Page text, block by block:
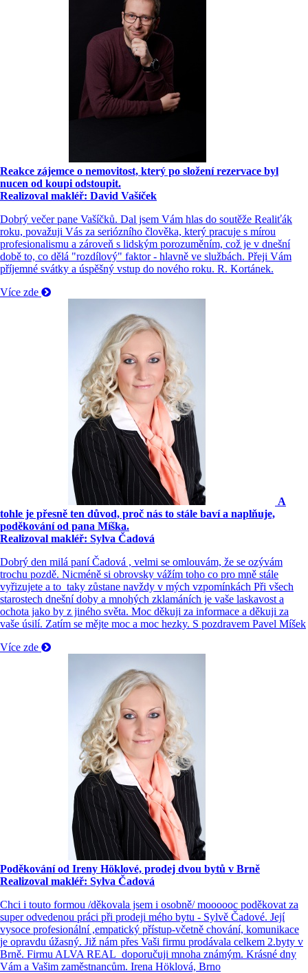
Reakce zájemce o nemovitost, který po složení rezervace byl
nucen od koupi odstoupit.
Realizoval makléř: David Vašíček
Dobrý večer pane Vašíčků. Dal jsem Vám hlas do soutěže Realiťák
roku, považuji Vás za seriózního člověka, který pracuje s mírou
profesionalismu a zároveň s lidským porozuměním, což je v dnešní
době to, co dělá "rozdílový" faktor - hlavně ve službách. Přeji Vám
příjemné svátky a úspěšný vstup do nového roku. R. Kortánek.
Více zde
A
tohle je přesně ten důvod, proč nás to stále baví a naplňuje,
poděkování od pana Míška.
Realizoval makléř: Sylva Čadová
Dobrý den milá paní Čadová , velmi se omlouvám, že se ozývám
trochu pozdě. Nicméně si obrovsky vážím toho co pro mně stále
vyřizujete a to taky zůstane navždy v mých vzpomínkách Při všech
starostech dnešní doby a mnohých zklamáních je vaše laskavost a
ochota jako by z jiného světa. Moc děkuji za informace a děkuji za
vaše úsilí. Zatím se mějte moc a moc hezky. S pozdravem Pavel Míšek
Více zde
Poděkování od Ireny Höklové, prodej dvou bytů v Brně
Realizoval makléř: Sylva Čadová
Chci i touto formou /děkovala jsem i osobně/ moooooc poděkovat za
super odvedenou práci při prodeji mého bytu - Sylvě Čadové. Její
vysoce profesionální ,empatický přístup-včetně chování, komunikace
je opravdu úžasný. Již nám přes Vaši firmu prodávala celkem 2.byty v
Brně. Firmu ALVA REAL doporučuji mnoha známým. Krásné dny
Vám a Vašim zaměstnancům. Irena Höklová, Brno